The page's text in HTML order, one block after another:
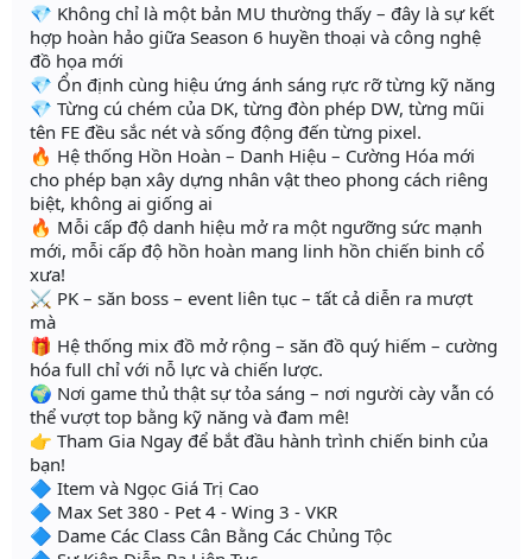
💎 Không chỉ là một bản MU thường thấy – đây là sự kết
hợp hoàn hảo giữa Season 6 huyền thoại và công nghệ
đồ họa mới
💎 Ổn định cùng hiệu ứng ánh sáng rực rỡ từng kỹ năng
💎 Từng cú chém của DK, từng đòn phép DW, từng mũi
tên FE đều sắc nét và sống động đến từng pixel.
🔥 Hệ thống Hồn Hoàn – Danh Hiệu – Cường Hóa mới
cho phép bạn xây dựng nhân vật theo phong cách riêng
biệt, không ai giống ai
🔥 Mỗi cấp độ danh hiệu mở ra một ngưỡng sức mạnh
mới, mỗi cấp độ hồn hoàn mang linh hồn chiến binh cổ
xưa!
⚔️ PK – săn boss – event liên tục – tất cả diễn ra mượt
mà
🎁 Hệ thống mix đồ mở rộng – săn đồ quý hiếm – cường
hóa full chỉ với nỗ lực và chiến lược.
🌍 Nơi game thủ thật sự tỏa sáng – nơi người cày vẫn có
thể vượt top bằng kỹ năng và đam mê!
👉 Tham Gia Ngay để bắt đầu hành trình chiến binh của
bạn!
🔷 Item và Ngọc Giá Trị Cao
🔷 Max Set 380 - Pet 4 - Wing 3 - VKR
🔷 Dame Các Class Cân Bằng Các Chủng Tộc